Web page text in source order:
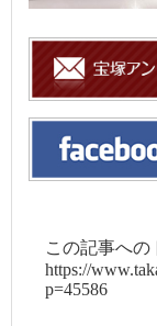
この記事への
https://
p=45586